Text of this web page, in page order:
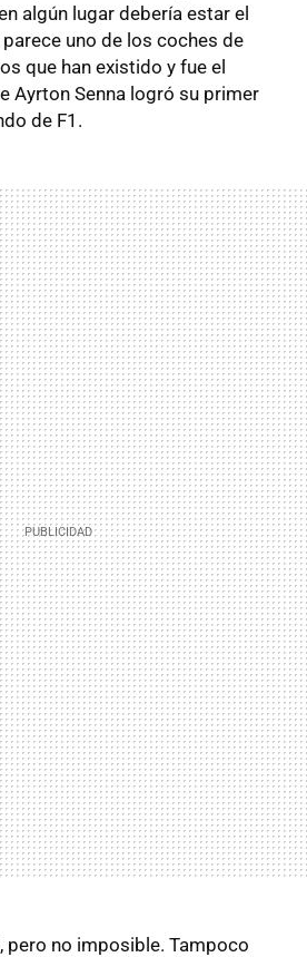
algún lugar debería estar el
parece uno de los coches de
que han existido y fue el
Ayrton Senna logró su primer
de F1.
pero no imposible. Tampoco